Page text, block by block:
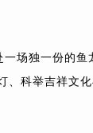
场独一份的鱼
、科举吉祥文